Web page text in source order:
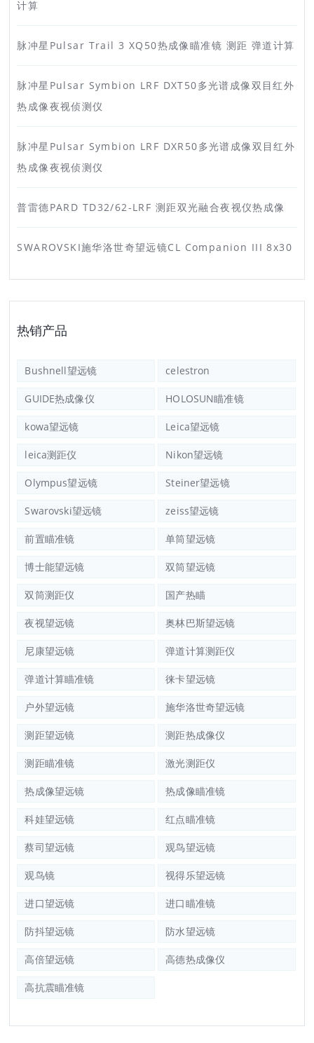
计算
脉冲星Pulsar Trail 3 XQ50热成像瞄准镜 测距 弹道计算
脉冲星Pulsar Symbion LRF DXT50多光谱成像双目红外
热成像夜视侦测仪
脉冲星Pulsar Symbion LRF DXR50多光谱成像双目红外
热成像夜视侦测仪
普雷德PARD TD32/62-LRF 测距双光融合夜视仪热成像
SWAROVSKI施华洛世奇望远镜CL Companion III 8x30
热销产品
Bushnell望远镜 celestron
GUIDE热成像仪 HOLOSUN瞄准镜
kowa望远镜 Leica望远镜
leica测距仪 Nikon望远镜
Olympus望远镜 Steiner望远镜
Swarovski望远镜 zeiss望远镜
前置瞄准镜 单筒望远镜
博士能望远镜 双筒望远镜
双筒测距仪 国产热瞄
夜视望远镜 奥林巴斯望远镜
尼康望远镜 弹道计算测距仪
弹道计算瞄准镜 徕卡望远镜
户外望远镜 施华洛世奇望远镜
测距望远镜 测距热成像仪
测距瞄准镜 激光测距仪
热成像望远镜 热成像瞄准镜
科娃望远镜 红点瞄准镜
蔡司望远镜 观鸟望远镜
观鸟镜 视得乐望远镜
进口望远镜 进口瞄准镜
防抖望远镜 防水望远镜
高倍望远镜 高德热成像仪
高抗震瞄准镜